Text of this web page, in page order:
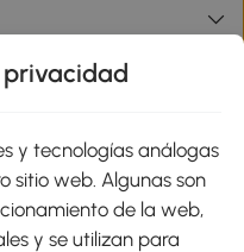
privacidad
y tecnologías análogas
sitio web. Algunas son
de la web,
y se utilizan para